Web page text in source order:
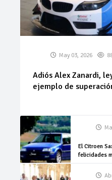
May 03, 2026
Adiós Alex Zanardi,
ejemplo de
El Citroen
felicidades